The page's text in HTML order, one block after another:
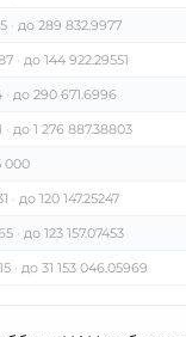
до 289 832.9977
до 144 922.29551
до 290 671.6996
до 1 276 887.38803
000
до 120 147.25247
до 123 157.07453
до 31 153 046.05969